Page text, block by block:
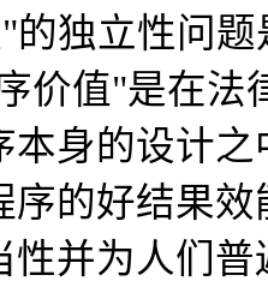
立性问题
价值"是在法
本身的设计
序的好结果
性并为人们